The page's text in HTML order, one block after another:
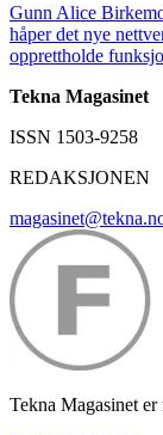
Gunn Alice
håper det nye
opprettholde
Tekna Magasinet
ISSN 1503-9258
REDAKSJONEN
Tekna Magasinet